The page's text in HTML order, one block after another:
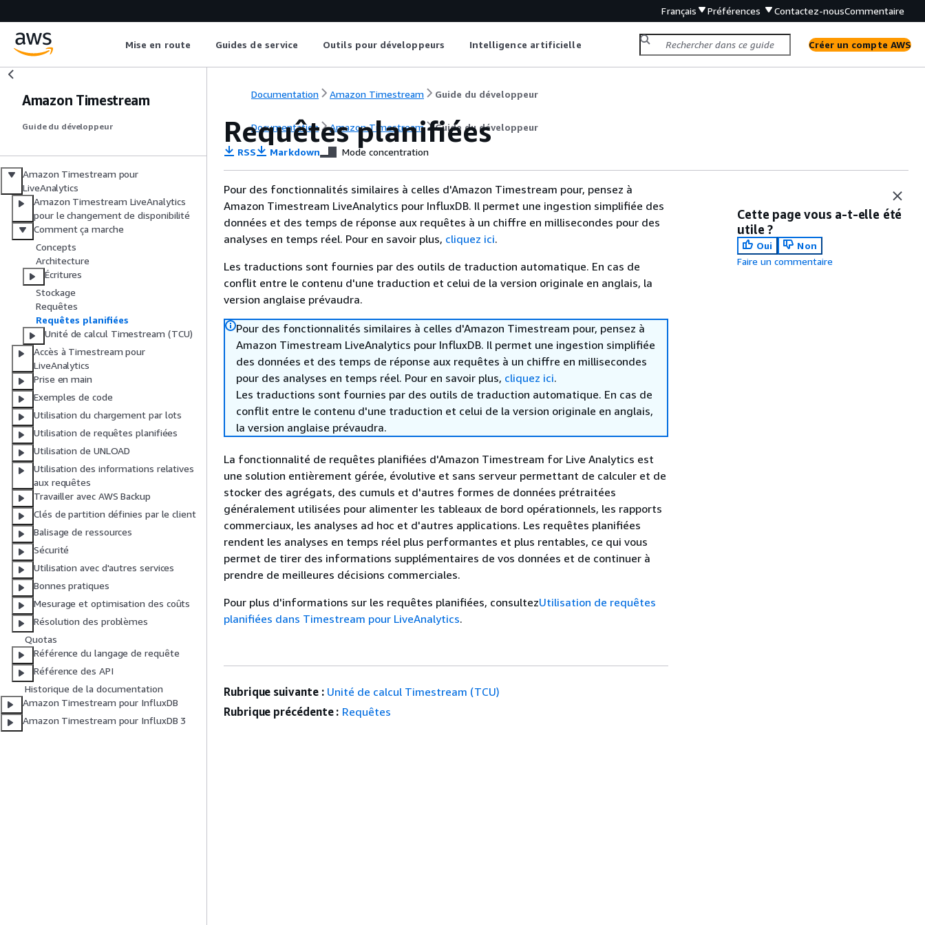
Français Préférences Contactez-nousCommentaire
Mise en route Guides de service Outils pour développeurs Intelligence artificielle Créer un compte AWS
Amazon Timestream
Guide du développeur
Amazon Timestream pour
LiveAnalytics
Amazon Timestream LiveAnalytics
pour le changement de disponibilité
Comment ça marche
Concepts
Architecture
Écritures
Stockage
Requêtes
Requêtes planifiées
Unité de calcul Timestream (TCU)
Accès à Timestream pour
LiveAnalytics
Prise en main
Exemples de code
Utilisation du chargement par lots
Utilisation de requêtes planifiées
Utilisation de UNLOAD
Utilisation des informations relatives
aux requêtes
Travailler avec AWS Backup
Clés de partition définies par le client
Balisage de ressources
Sécurité
Utilisation avec d'autres services
Bonnes pratiques
Mesurage et optimisation des coûts
Résolution des problèmes
Quotas
Référence du langage de requête
Référence des API
Historique de la documentation
Amazon Timestream pour InfluxDB
Amazon Timestream pour InfluxDB 3
Documentation Amazon Timestream Guide du développeur
Documentation Amazon Timestream Guide du développeur
Requêtes planifiées
RSS Markdown Mode concentration
Pour des fonctionnalités similaires à celles d'Amazon Timestream pour, pensez à
Amazon Timestream LiveAnalytics pour InfluxDB. Il permet une ingestion simplifiée des
données et des temps de réponse aux requêtes à un chiffre en millisecondes pour des
analyses en temps réel. Pour en savoir plus, cliquez ici.
Les traductions sont fournies par des outils de traduction automatique. En cas de
conflit entre le contenu d'une traduction et celui de la version originale en anglais, la
version anglaise prévaudra.
Pour des fonctionnalités similaires à celles d'Amazon Timestream pour, pensez à
Amazon Timestream LiveAnalytics pour InfluxDB. Il permet une ingestion simplifiée
des données et des temps de réponse aux requêtes à un chiffre en millisecondes
pour des analyses en temps réel. Pour en savoir plus, cliquez ici.
Les traductions sont fournies par des outils de traduction automatique. En cas de
conflit entre le contenu d'une traduction et celui de la version originale en anglais,
la version anglaise prévaudra.
La fonctionnalité de requêtes planifiées d'Amazon Timestream for Live Analytics est
une solution entièrement gérée, évolutive et sans serveur permettant de calculer et de
stocker des agrégats, des cumuls et d'autres formes de données prétraitées
généralement utilisées pour alimenter les tableaux de bord opérationnels, les rapports
commerciaux, les analyses ad hoc et d'autres applications. Les requêtes planifiées
rendent les analyses en temps réel plus performantes et plus rentables, ce qui vous
permet de tirer des informations supplémentaires de vos données et de continuer à
prendre de meilleures décisions commerciales.
Pour plus d'informations sur les requêtes planifiées, consultezUtilisation de requêtes
planifiées dans Timestream pour LiveAnalytics.
Cette page vous a-t-elle été
utile ?
Oui
Non
Faire un commentaire
Rubrique suivante : Unité de calcul Timestream (TCU)
Rubrique précédente : Requêtes